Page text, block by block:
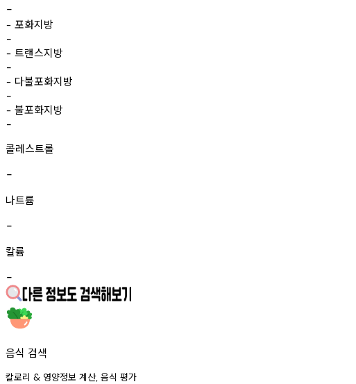
-
- 포화지방
-
- 트랜스지방
-
- 다불포화지방
-
- 불포화지방
-
콜레스트롤
-
나트륨
-
칼륨
-
음식 검색
칼로리 & 영양정보 계산, 음식 평가